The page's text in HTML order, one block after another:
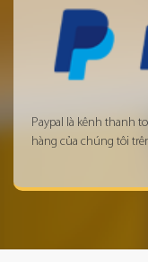
Paypal là kênh thanh
hàng của chúng tôi